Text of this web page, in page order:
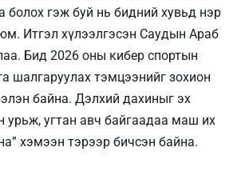
болох гэж буй нь бидний хувьд нэр
Итгэл хүлээлгэсэн Саудын Араб
Бид 2026 оны кибер спортын
шалгаруулах тэмцээнийг зохион
байна. Дэлхий дахиныг эх
урьж, угтан авч байгаадаа маш их
хэмээн тэрээр бичсэн байна.